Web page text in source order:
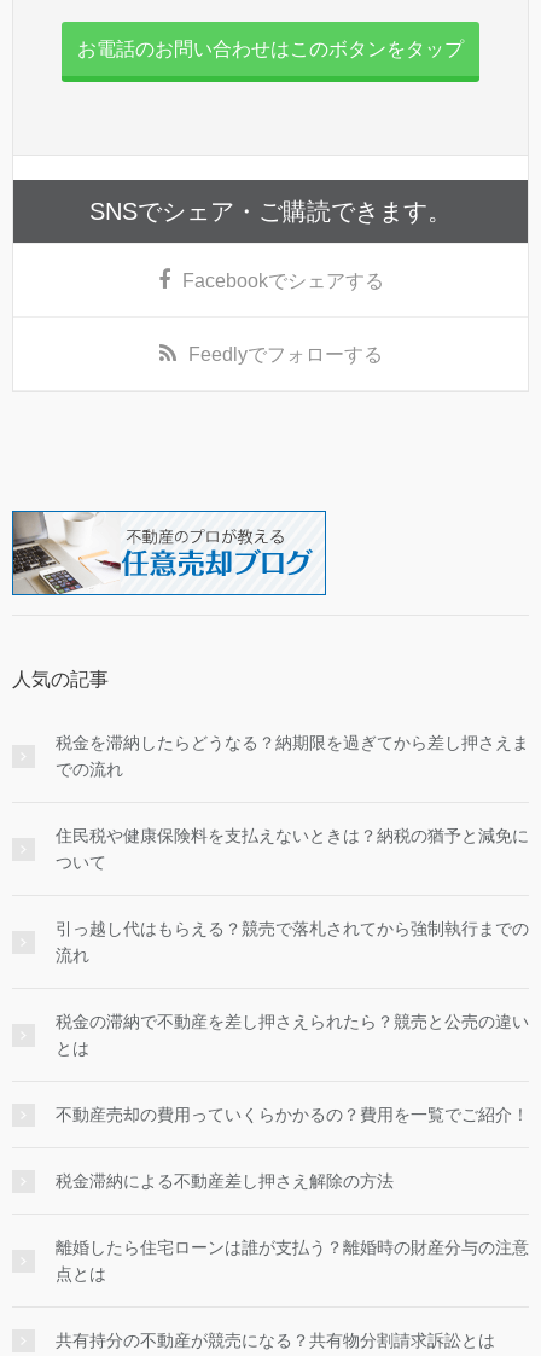
お電話のお問い合わせはこのボタンをタップ
SNSでシェア・ご購読できます。
Facebookでシェアする
Feedlyでフォローする
人気の記事
税金を滞納したらどうなる？納期限を過ぎてから差し押さえま
での流れ
住民税や健康保険料を支払えないときは？納税の猶予と減免に
ついて
引っ越し代はもらえる？競売で落札されてから強制執行までの
流れ
税金の滞納で不動産を差し押さえられたら？競売と公売の違い
とは
不動産売却の費用っていくらかかるの？費用を一覧でご紹介！
税金滞納による不動産差し押さえ解除の方法
離婚したら住宅ローンは誰が支払う？離婚時の財産分与の注意
点とは
共有持分の不動産が競売になる？共有物分割請求訴訟とは